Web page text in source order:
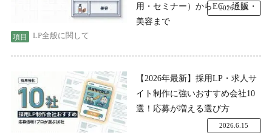
用・セミナー）からEC・通販・
美容まで
LP全般に関して
2026.7.24
【2026年最新】採用LP・求人サ
イト制作に強いおすすめ会社10
選！応募が増える選び方
2026.6.15